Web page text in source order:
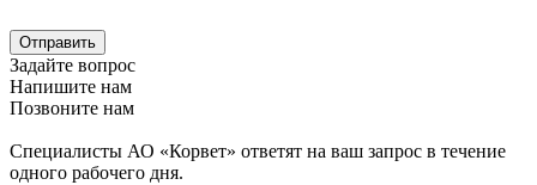
Отправить
Задайте вопрос
Напишите нам
Позвоните нам
Специалисты АО «Корвет» ответят на ваш запрос в течение
одного рабочего дня.